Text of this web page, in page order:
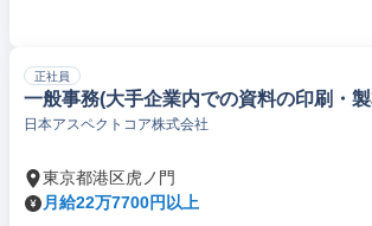
正社員
一般事務(大手企業内での資料の印刷・
日本アスペクトコア株式会社
東京都港区虎ノ門
月給22万7700円以上